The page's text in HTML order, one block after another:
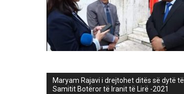
Maryam Rajavi i drejtohet ditës së dytë të
Samitit Botëror të Iranit të Lirë -2021